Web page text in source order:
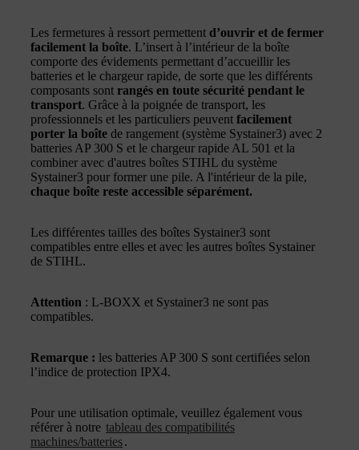
Les fermetures à ressort permettent d’ouvrir et de fermer
facilement la boîte. L’insert à l’intérieur de la boîte
comporte des évidements permettant d’accueillir les
batteries et le chargeur rapide, de sorte que les différents
composants sont rangés en toute sécurité pendant le
transport. Grâce à la poignée de transport, les
professionnels et les particuliers peuvent facilement
porter la boîte de rangement (système Systainer3) avec 2
batteries AP 300 S et le chargeur rapide AL 501 et la
combiner avec d'autres boîtes STIHL du système
Systainer3 pour former une pile. A l'intérieur de la pile,
chaque boîte reste accessible séparément.
Les différentes tailles des boîtes Systainer3 sont
compatibles entre elles et avec les autres boîtes Systainer
de STIHL.
Attention : L-BOXX et Systainer3 ne sont pas
compatibles.
Remarque : les batteries AP 300 S sont certifiées selon
l’indice de protection IPX4.
Pour une utilisation optimale, veuillez également vous
référer à notre tableau des compatibilités
machines/batteries.